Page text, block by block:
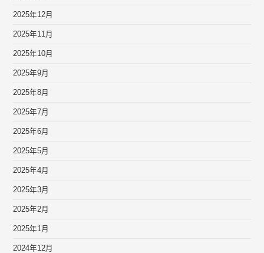
2025年12月
2025年11月
2025年10月
2025年9月
2025年8月
2025年7月
2025年6月
2025年5月
2025年4月
2025年3月
2025年2月
2025年1月
2024年12月